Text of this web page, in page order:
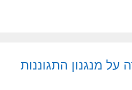
מנגנון התגוננות